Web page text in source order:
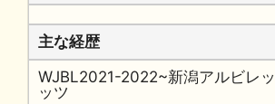
主な経歴
WJBL2021-2022~新潟アルビレ
ッツ